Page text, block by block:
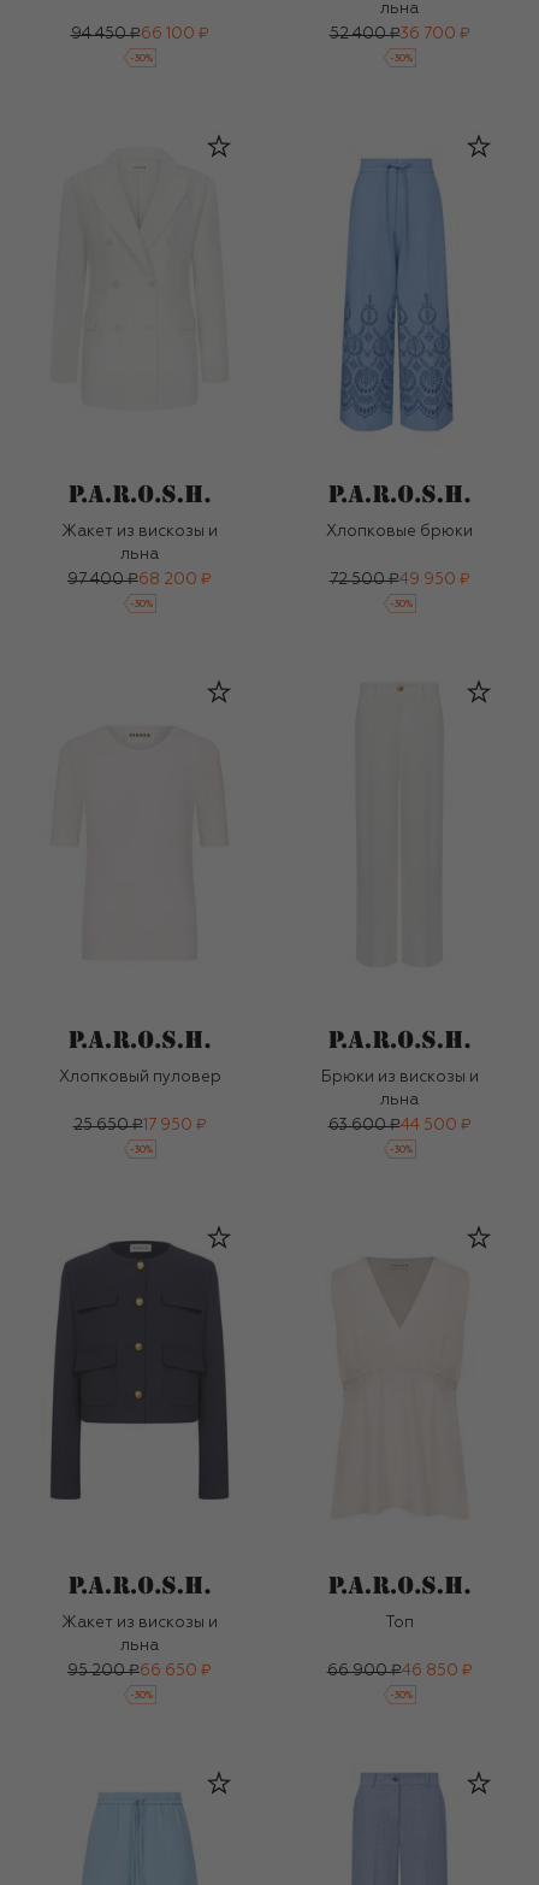
94 450 ₽66 100 ₽
-30%
льна
52 400 ₽36 700 ₽
-30%
Жакет из вискозы и
льна
97 400 ₽68 200 ₽
-30%
Хлопковые брюки
72 500 ₽49 950 ₽
-30%
Хлопковый пуловер
25 650 ₽17 950 ₽
-30%
Брюки из вискозы и
льна
63 600 ₽44 500 ₽
-30%
Жакет из вискозы и
льна
95 200 ₽66 650 ₽
-30%
Топ
66 900 ₽46 850 ₽
-30%